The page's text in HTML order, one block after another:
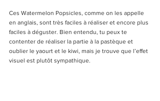
Ces Watermelon Popsicles, comme on les appelle
en anglais, sont très faciles à réaliser et encore plus
faciles à déguster. Bien entendu, tu peux te
contenter de réaliser la partie à la pastèque et
oublier le yaourt et le kiwi, mais je trouve que l’effet
visuel est plutôt sympathique.